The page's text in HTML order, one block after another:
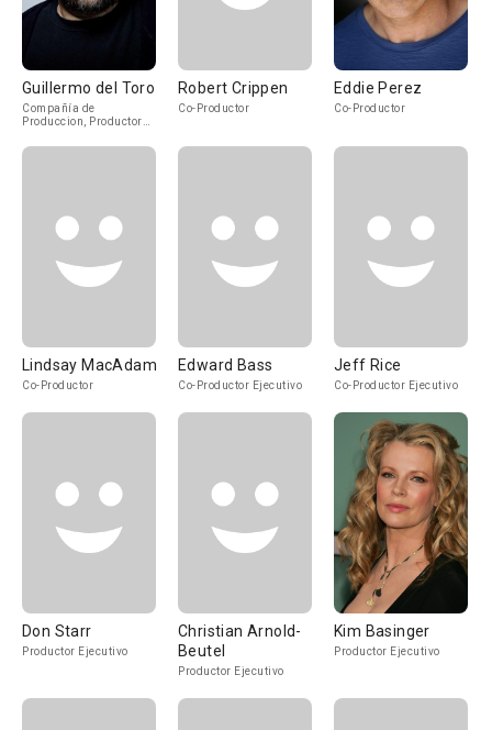
Guillermo del Toro
Compañía de
Produccion, Productor
Robert Crippen
Co-Productor
Eddie Perez
Co-Productor
Lindsay MacAdam
Co-Productor
Edward Bass
Co-Productor Ejecutivo
Jeff Rice
Co-Productor Ejecutivo
Don Starr
Productor Ejecutivo
Christian Arnold-
Beutel
Productor Ejecutivo
Kim Basinger
Productor Ejecutivo